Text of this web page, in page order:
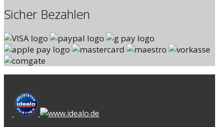
Sicher Bezahlen